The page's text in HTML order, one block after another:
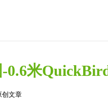
0.6米
创文章